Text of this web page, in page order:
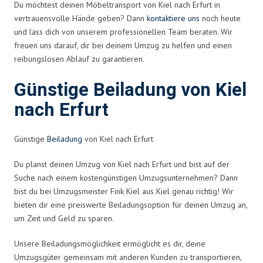
Du möchtest deinen Möbeltransport von Kiel nach Erfurt in
vertrauensvolle Hände geben? Dann kontaktiere uns noch heute
und lass dich von unserem professionellen Team beraten. Wir
freuen uns darauf, dir bei deinem Umzug zu helfen und einen
reibungslosen Ablauf zu garantieren.
Günstige Beiladung von Kiel
nach Erfurt
Günstige Beiladung von Kiel nach Erfurt
Du planst deinen Umzug von Kiel nach Erfurt und bist auf der
Suche nach einem kostengünstigen Umzugsunternehmen? Dann
bist du bei Umzugsmeister Fink Kiel aus Kiel genau richtig! Wir
bieten dir eine preiswerte Beiladungsoption für deinen Umzug an,
um Zeit und Geld zu sparen.
Unsere Beiladungsmöglichkeit ermöglicht es dir, deine
Umzugsgüter gemeinsam mit anderen Kunden zu transportieren,